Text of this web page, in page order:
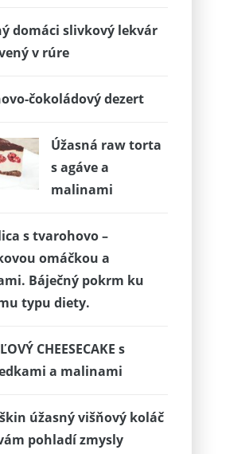
domáci slivkový lekvár
v rúre
čokoládový dezert
Úžasná raw torta
s agáve a
malinami
s tvarohovo –
omáčkou a
Báječný pokrm ku
typu diety.
CHEESECAKE s
a malinami
úžasný višňový koláč
pohladí zmysly